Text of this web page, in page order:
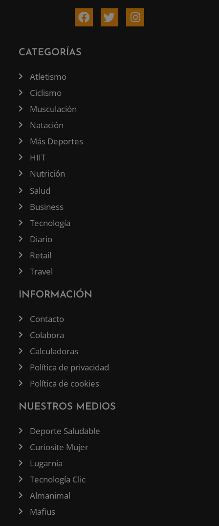
CATEGORÍAS
Atletismo
Ciclismo
Musculación
Natación
Más Deportes
HIIT
Nutrición
Salud
Business
Tecnología
Diario
Retail
Travel
INFORMACIÓN
Contacto
Colabora
Calculadoras
Política de privacidad
Política de cookies
NUESTROS MEDIOS
Deporte Saludable
Curiosite Mujer
Lugarnia
Tecnología Clic
Almanimal
Mafius